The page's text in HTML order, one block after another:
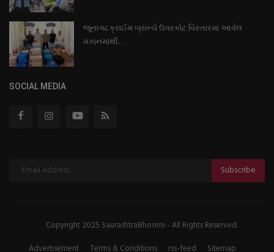
જૂનાગઢ ક્રાઈમ બ્રાન્ચે ઉપરકોટ વિસ્તારમાં આવેલ
મકાનમાંથી...
SOCIAL MEDIA
Subscribe
Copyright 2025 SaurashtraBhoomi - All Rights Reserved.
Advertisement
Terms & Conditions rss-feed Sitemap